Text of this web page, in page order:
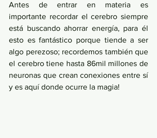
Antes de entrar en materia es
importante recordar el cerebro siempre
está buscando ahorrar energía, para él
esto es fantástico porque tiende a ser
algo perezoso; recordemos también que
el cerebro tiene hasta 86mil millones de
neuronas que crean conexiones entre sí
y es aquí donde ocurre la magia!